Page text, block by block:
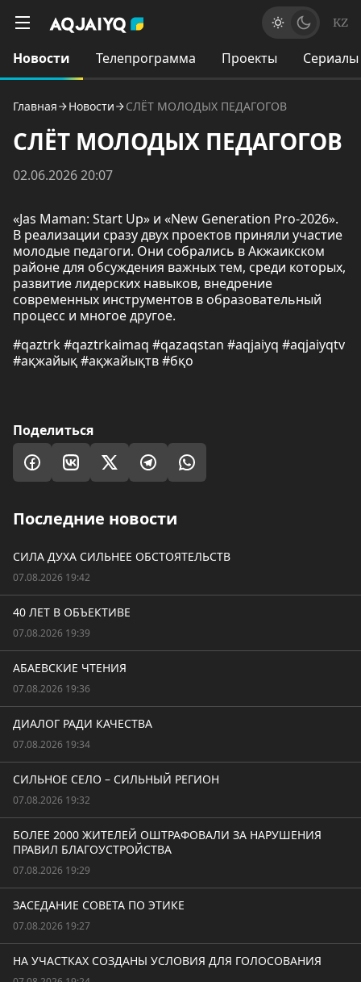
KZ
Новости Телепрограмма Проекты Сериалы
Главная Новости СЛЁТ МОЛОДЫХ ПЕДАГОГОВ
СЛЁТ МОЛОДЫХ ПЕДАГОГОВ
02.06.2026 20:07
«Jas Maman: Start Up» и «New Generation Pro-2026».
В реализации сразу двух проектов приняли участие
молодые педагоги. Они собрались в Акжаикском
районе для обсуждения важных тем, среди которых,
развитие лидерских навыков, внедрение
современных инструментов в образовательный
процесс и многое другое.
#qaztrk #qaztrkaimaq #qazaqstan #aqjaiyq #aqjaiyqtv
#ақжайық #ақжайықтв #бқо
Поделиться
Последние новости
СИЛА ДУХА СИЛЬНЕЕ ОБСТОЯТЕЛЬСТВ
07.08.2026 19:42
40 ЛЕТ В ОБЪЕКТИВЕ
07.08.2026 19:39
АБАЕВСКИЕ ЧТЕНИЯ
07.08.2026 19:36
ДИАЛОГ РАДИ КАЧЕСТВА
07.08.2026 19:34
СИЛЬНОЕ СЕЛО – СИЛЬНЫЙ РЕГИОН
07.08.2026 19:32
БОЛЕЕ 2000 ЖИТЕЛЕЙ ОШТРАФОВАЛИ ЗА НАРУШЕНИЯ
ПРАВИЛ БЛАГОУСТРОЙСТВА
07.08.2026 19:29
ЗАСЕДАНИЕ СОВЕТА ПО ЭТИКЕ
07.08.2026 19:27
НА УЧАСТКАХ СОЗДАНЫ УСЛОВИЯ ДЛЯ ГОЛОСОВАНИЯ